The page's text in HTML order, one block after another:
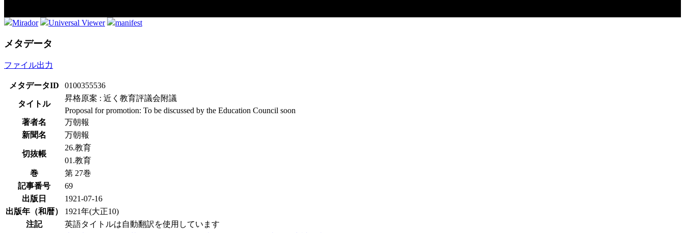
Mirador Universal Viewer manifest
メタデータ
ファイル出力
メタデータID 0100355536
タイトル
昇格原案 : 近く教育評議会附議
Proposal for promotion: To be discussed by the Education Council soon
著者名
万朝報
新聞名
万朝報
切抜帳
26.教育
01.教育
巻
第 27巻
記事番号
69
出版日
1921-07-16
出版年（和暦）
1921年(大正10)
注記
英語タイトルは自動翻訳を使用しています